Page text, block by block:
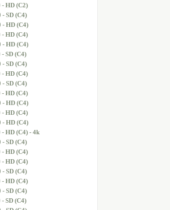
- HD (C2)
- SD (C4)
- HD (C4)
- HD (C4)
- HD (C4)
SD (C4)
- SD (C4)
- HD (C4)
- SD (C4)
- HD (C4)
- HD (C4)
- HD (C4)
- HD (C4)
- HD (C4) - 4k
- SD (C4)
- HD (C4)
- HD (C4)
- SD (C4)
- HD (C4)
- SD (C4)
SD (C4)